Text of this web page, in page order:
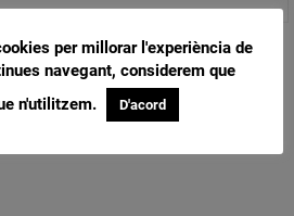
per millorar l'experiència de
navegant, considerem que
n'utilitzem.
D'acord